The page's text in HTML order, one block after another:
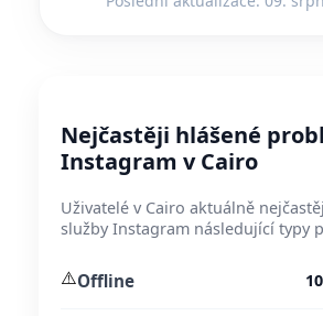
Nejčastěji hlášené
Instagram v Cairo
Uživatelé v Cairo aktuálně
služby Instagram následující typy
⚠️Offline